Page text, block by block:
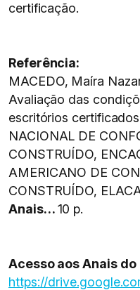
certificação.
Referência:
MACEDO, Maíra
Avaliação das
escritórios
NACIONAL DE
CONSTRUÍDO,
AMERICANO DE
CONSTRUÍDO,
Anais…10 p.
Acesso aos Anais do
https://